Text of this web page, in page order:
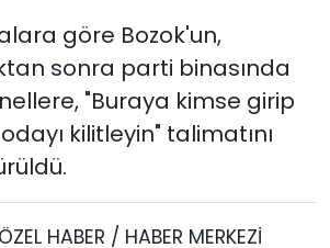
göre Bozok'un,
sonra parti binasında
"Buraya kimse girip
kilitleyin" talimatını
HABER / HABER MERKEZİ